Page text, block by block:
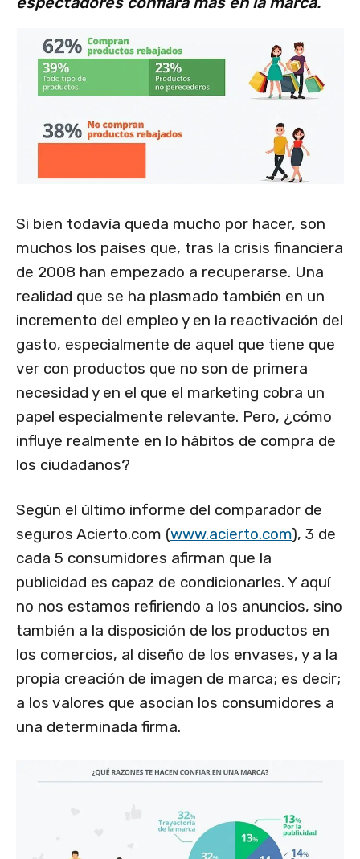
Si bien todavía queda mucho por hacer, son
muchos los países que, tras la crisis financiera
de 2008 han empezado a recuperarse. Una
realidad que se ha plasmado también en un
incremento del empleo y en la reactivación del
gasto, especialmente de aquel que tiene que
ver con productos que no son de primera
necesidad y en el que el marketing cobra un
papel especialmente relevante. Pero, ¿cómo
influye realmente en lo hábitos de compra de
los ciudadanos?
Según el último informe del comparador de
seguros Acierto.com (www.acierto.com), 3 de
cada 5 consumidores afirman que la
publicidad es capaz de condicionarles. Y aquí
no nos estamos refiriendo a los anuncios, sino
también a la disposición de los productos en
los comercios, al diseño de los envases, y a la
propia creación de imagen de marca; es decir;
a los valores que asocian los consumidores a
una determinada firma.